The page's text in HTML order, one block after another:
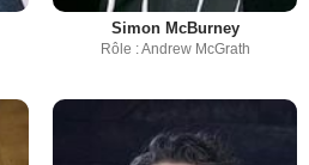
Simon McBurney
Rôle : Andrew McGrath